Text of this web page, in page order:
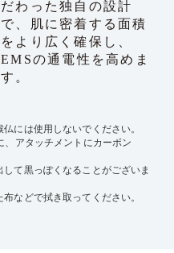
だわった独自の設計
で、肌に密着する面積
をより広く確保し、
EMSの通電性を高めま
す。
には使用しないでください。
アタッチメントにカーボン
て黒っぽくなることがございま
などで拭き取ってください。